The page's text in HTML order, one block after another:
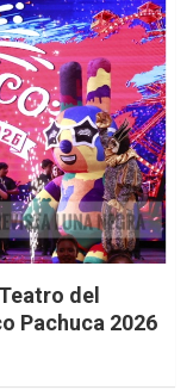
del
Pachuca 2026